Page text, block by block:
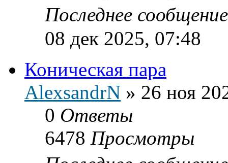
Последнее
08 дек 2025, 07:48
Коническая пара
AlexsandrN » 26 ноя
0 Ответы
6478 Просмотры